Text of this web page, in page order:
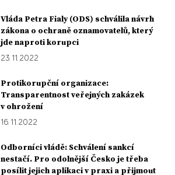
Vláda Petra Fialy (ODS) schválila návrh
zákona o ochraně oznamovatelů, který
jde naproti korupci
23. 11. 2022
Protikorupční organizace:
Transparentnost veřejných zakázek
v ohrožení
16. 11. 2022
Odborníci vládě: Schválení sankcí
nestačí. Pro odolnější Česko je třeba
posílit jejich aplikaci v praxi a přijmout